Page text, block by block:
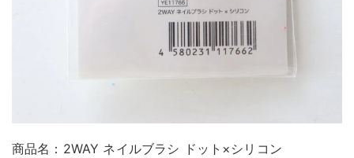
商品名：2WAY ネイルブラシ ドット×シリコン